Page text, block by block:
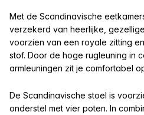
Met de Scandinavische
verzekerd van heerlijke,
voorzien van een royale zitting
stof. Door de hoge rugleuning in
armleuningen zit je comfortabel
De Scandinavische stoel is
onderstel met vier poten. In